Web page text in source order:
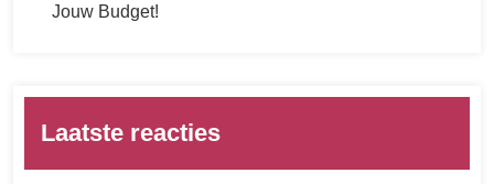
Jouw Budget!
Laatste reacties